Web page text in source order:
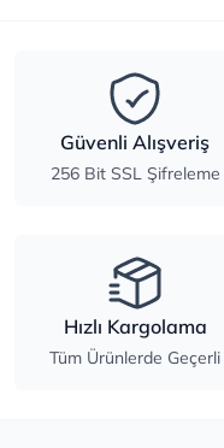
Güvenli Alışveriş
256 Bit SSL Şifreleme
Hızlı Kargolama
Tüm Ürünlerde Geçerli